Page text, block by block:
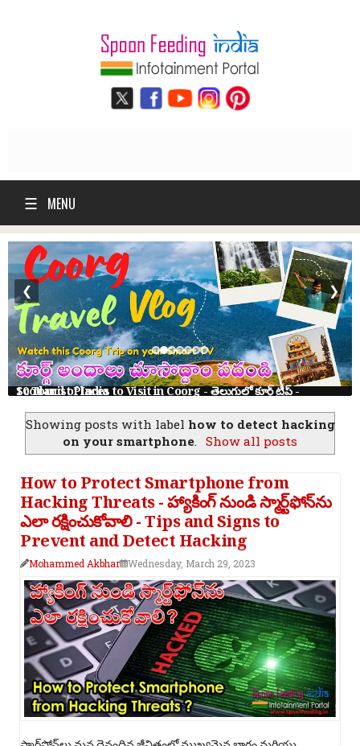
☰ MENU
10 Tourist Places to Visit in Coorg - తెలుగులో కూర్గ్ ట్రిప్ - Scotland of India
❮ ❯
Showing posts with label how to detect hacking
on your smartphone. Show all posts
How to Protect Smartphone from
Hacking Threats - హ్యాకింగ్ నుండి స్మార్ట్‌ఫోన్‌ను
ఎలా రక్షించుకోవాలి - Tips and Signs to
Prevent and Detect Hacking
Mohammed Akbhar Wednesday, March 29, 2023